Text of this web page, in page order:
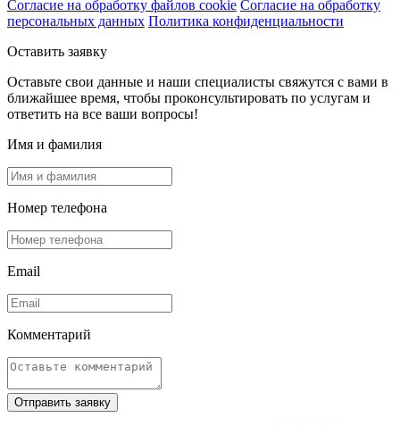
Согласие на обработку файлов cookie Согласие на обработку
персональных данных Политика конфиденциальности
Оставить заявку
Оставьте свои данные и наши специалисты свяжутся с вами в
ближайшее время, чтобы проконсультировать по услугам и
ответить на все ваши вопросы!
Имя и фамилия
Номер телефона
Email
Комментарий
Отправить заявку